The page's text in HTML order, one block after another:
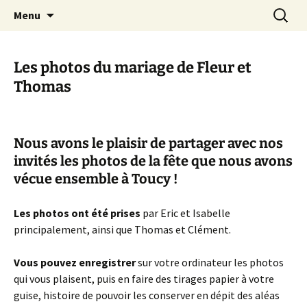
la Croisée des Chemins
apprendre, vivre, se révéler
Menu
Les photos du mariage de Fleur et
Thomas
Nous avons le plaisir de partager avec nos
invités les photos de la fête que nous avons
vécue ensemble à Toucy !
Les photos ont été prises par Eric et Isabelle
principalement, ainsi que Thomas et Clément.
Vous pouvez enregistrersur votre ordinateur les photos
qui vous plaisent, puis en faire des tirages papier à votre
guise, histoire de pouvoir les conserver en dépit des aléas